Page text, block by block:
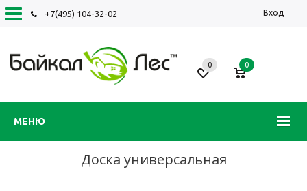
+7(495) 104-32-02 Вход
МЕНЮ
0 0
Доска универсальная